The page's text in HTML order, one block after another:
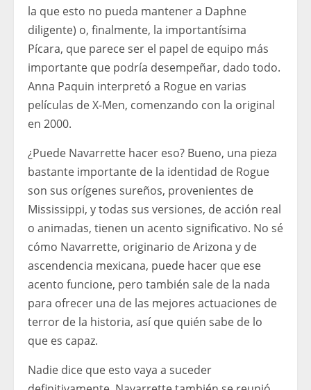
la que esto no pueda mantener a Daphne
diligente) o, finalmente, la importantísima
Pícara, que parece ser el papel de equipo más
importante que podría desempeñar, dado todo.
Anna Paquin interpretó a Rogue en varias
películas de X-Men, comenzando con la original
en 2000.
¿Puede Navarrette hacer eso? Bueno, una pieza
bastante importante de la identidad de Rogue
son sus orígenes sureños, provenientes de
Mississippi, y todas sus versiones, de acción real
o animadas, tienen un acento significativo. No sé
cómo Navarrette, originario de Arizona y de
ascendencia mexicana, puede hacer que ese
acento funcione, pero también sale de la nada
para ofrecer una de las mejores actuaciones de
terror de la historia, así que quién sabe de lo
que es capaz.
Nadie dice que esto vaya a suceder